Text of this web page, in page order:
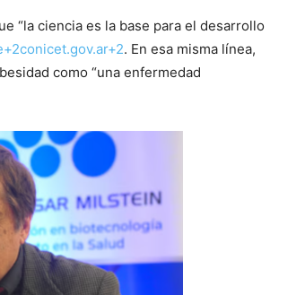
“la ciencia es la base para el desarrollo
. En esa misma línea,
como “una enfermedad